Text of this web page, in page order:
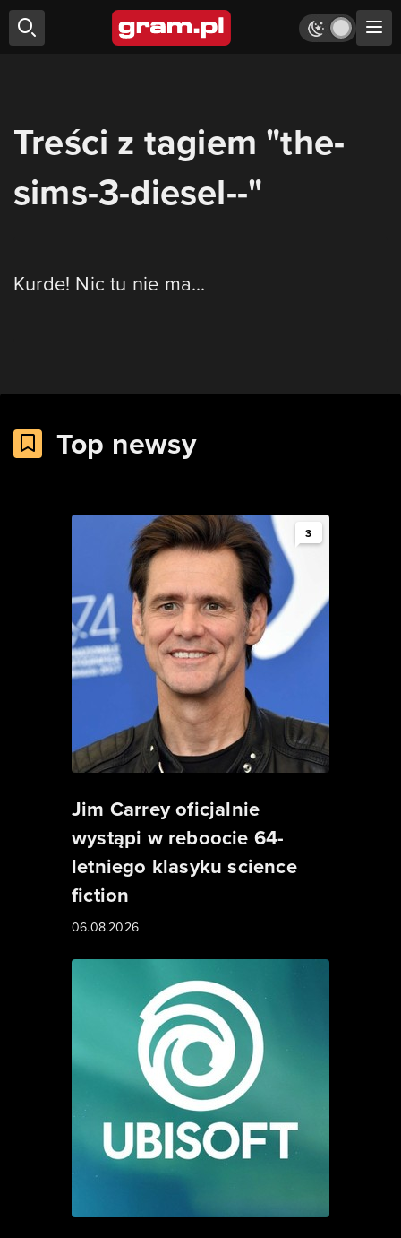
Treści z tagiem "the-
sims-3-diesel--"
Kurde! Nic tu nie ma...
Top newsy
3
Jim Carrey oficjalnie
wystąpi w reboocie 64-
letniego klasyku science
fiction
06.08.2026